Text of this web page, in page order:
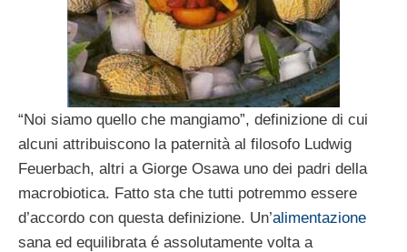
“Noi siamo quello che mangiamo”, definizione di cui
alcuni attribuiscono la paternità al filosofo Ludwig
Feuerbach, altri a Giorge Osawa uno dei padri della
macrobiotica. Fatto sta che tutti potremmo essere
d’accordo con questa definizione. Un’alimentazione
sana ed equilibrata é assolutamente volta a